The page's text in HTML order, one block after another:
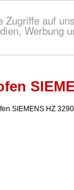
Zugriffe auf
Werbung
SIEMENS HZ